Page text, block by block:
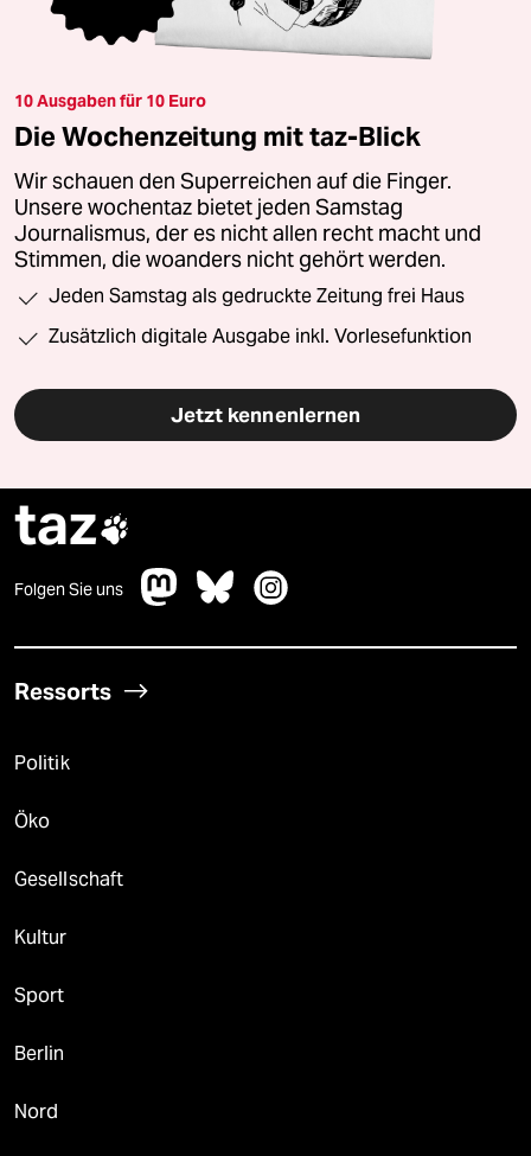
10 Ausgaben für 10 Euro
Die Wochenzeitung mit taz-Blick
Wir schauen den Superreichen auf die Finger.
Unsere wochentaz bietet jeden Samstag
Journalismus, der es nicht allen recht macht und
Stimmen, die woanders nicht gehört werden.
Jeden Samstag als gedruckte Zeitung frei Haus
Zusätzlich digitale Ausgabe inkl. Vorlesefunktion
Jetzt kennenlernen
taz
Folgen Sie uns
Ressorts
Politik
Öko
Gesellschaft
Kultur
Sport
Berlin
Nord